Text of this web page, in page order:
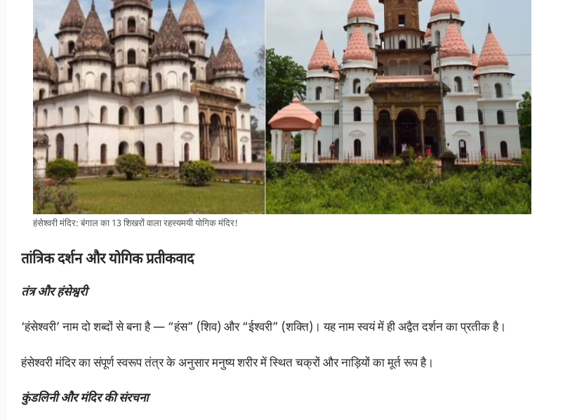
हंसेश्वरी मंदिर: बंगाल का 13 शिखरों वाला रहस्यमयी योगिक मंदिर!
तांत्रिक दर्शन और योगिक प्रतीकवाद
तंत्र और हंसेश्वरी
‘हंसेश्वरी’ नाम दो शब्दों से बना है — “हंस” (शिव) और “ईश्वरी” (शक्ति)। यह नाम स्वयं में ही अद्वैत दर्शन का प्रतीक है।
हंसेश्वरी मंदिर का संपूर्ण स्वरूप तंत्र के अनुसार मनुष्य शरीर में स्थित चक्रों और नाड़ियों का मूर्त रूप है।
कुंडलिनी और मंदिर की संरचना